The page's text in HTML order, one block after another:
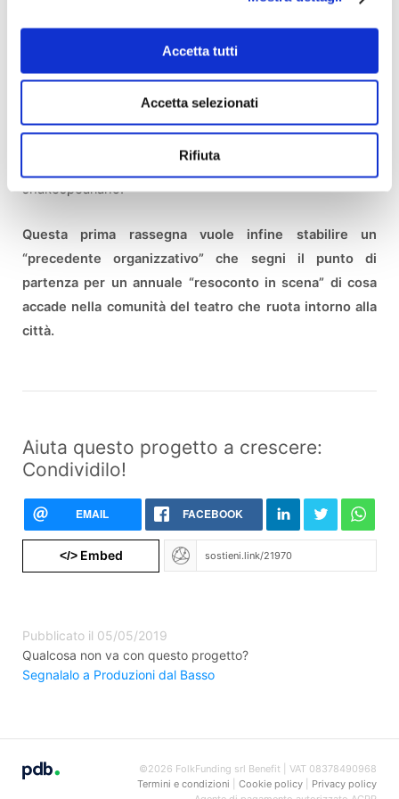
Accetta tutti
Accetta selezionati
Rifiuta
la propria identità, con il solo vincolo costituito dall'essere
una proposizione o elaborazione di un testo
shakespeariano.
Questa prima rassegna vuole infine stabilire un
“precedente organizzativo” che segni il punto di
partenza per un annuale “resoconto in scena” di cosa
accade nella comunità del teatro che ruota intorno alla
città.
Aiuta questo progetto a crescere:
Condividilo!
EMAIL FACEBOOK
</>Embed
Pubblicato il 05/05/2019
Qualcosa non va con questo progetto?
Segnalalo a Produzioni dal Basso
©2026 FolkFunding srl Benefit | VAT 08378490968
Termini e condizioni
Cookie policy| Privacy policy